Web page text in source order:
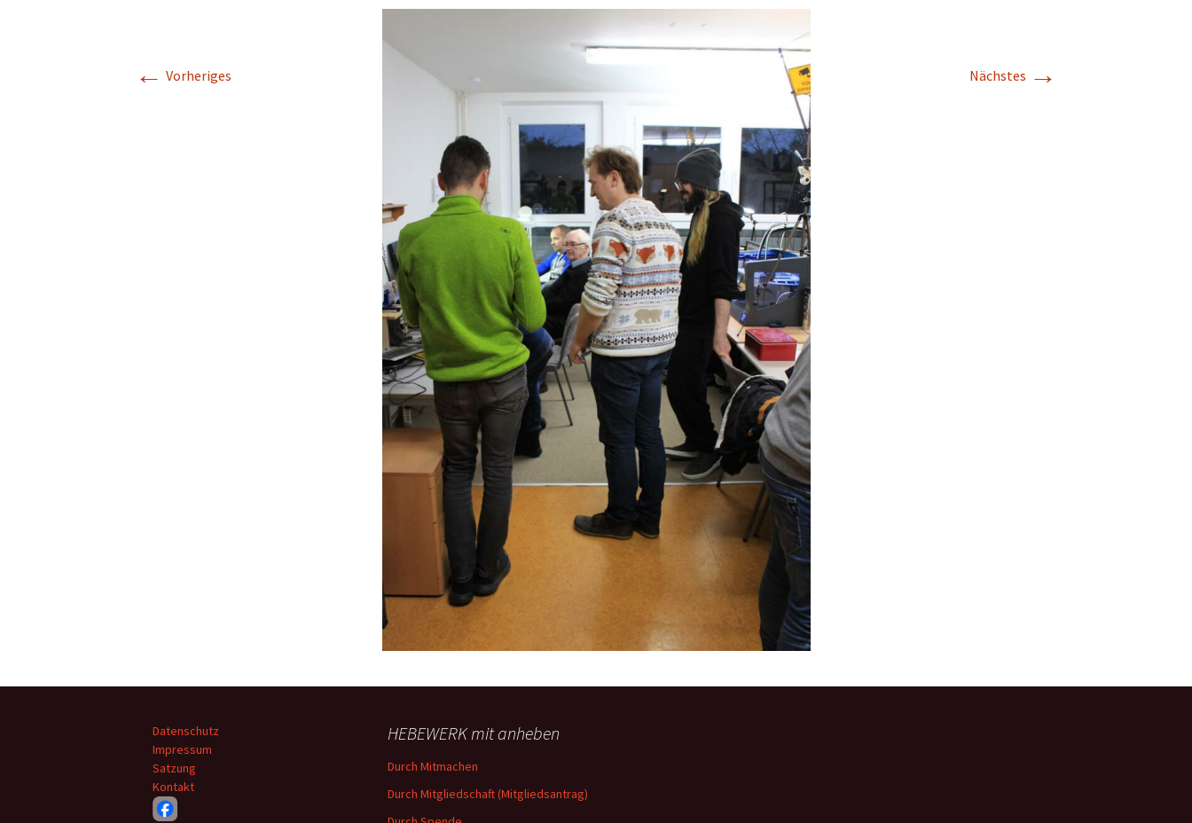
Lastenrad Eberswalde
(Mittwochsgruppe)
(Donnerstags 10 uhr
Stricken für jung und alt
(Donnerstags 14 uhr
Werbellinseegnitzen
← Vorheriges Nächstes →
Datenschutz
Impressum
Satzung
Kontakt
HEBEWERK mit anheben
Durch Mitmachen
Durch Mitgliedschaft (Mitgliedsantrag)